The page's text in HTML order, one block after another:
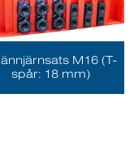
M16 (T-
spår: 18 mm)